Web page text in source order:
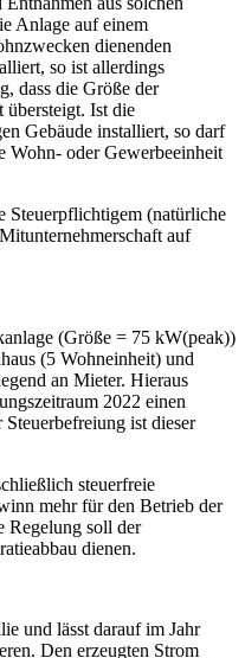
Anlage auf einem
dienenden
so ist allerdings
dass die Größe der
Ist die
Gebäude installiert, so darf
Wohn- oder Gewerbeeinheit
Steuerpflichtigem (natürliche
auf
(Größe = 75 kW(peak))
(5 Wohneinheit) und
an Mieter. Hieraus
2022 einen
ist dieser
steuerfreie
mehr für den Betrieb der
Regelung soll der
dienen.
und lässt darauf im Jahr
Den erzeugten Strom